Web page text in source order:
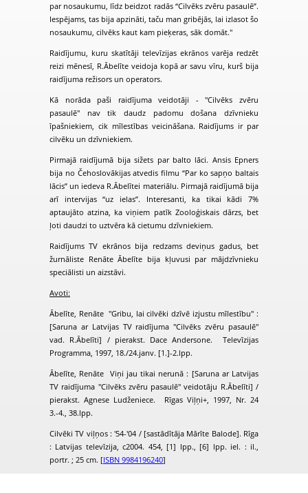
par nosaukumu, līdz beidzot radās “Cilvēks zvēru pasaulē”.
Iespējams, tas bija apzināti, taču man gribējās, lai izlasot šo
nosaukumu, cilvēks kaut kam pieķeras, sāk domāt."
Raidījumu, kuru skatītāji televīzijas ekrānos varēja redzēt
reizi mēnesī, R.Ābelīte veidoja kopā ar savu vīru, kurš bija
raidījuma režisors un operators.
Kā norāda paši raidījuma veidotāji - "Cilvēks zvēru
pasaulē" nav tik daudz padomu došana dzīvnieku
īpašniekiem, cik mīlestības veicināšana. Raidījums ir par
cilvēku un dzīvniekiem.
Pirmajā raidījumā bija sižets par balto lāci. Ansis Epners
bija no Čehoslovākijas atvedis filmu “Par ko sapņo baltais
lācis” un iedeva R.Ābelītei materiālu. Pirmajā raidījumā bija
arī intervijas “uz ielas”. Interesanti, ka tikai kādi 7%
aptaujāto atzina, ka viņiem patīk Zooloģiskais dārzs, bet
ļoti daudzi to uztvēra kā cietumu dzīvniekiem.
Raidījums TV ekrānos bija redzams deviņus gadus, bet
žurnāliste Renāte Ābelīte bija kļuvusi par mājdzīvnieku
speciālisti un aizstāvi.
Avoti:
Ābelīte, Renāte "Gribu, lai cilvēki dzīvē izjustu mīlestību" :
[Saruna ar Latvijas TV raidījuma "Cilvēks zvēru pasaulē"
vad. R.Ābelīti] / pierakst. Dace Andersone. Televīzijas
Programma, 1997, 18./24.janv. [1.]-2.lpp.
Ābelīte, Renāte Viņi jau tikai nerunā : [Saruna ar Latvijas
TV raidījuma "Cilvēks zvēru pasaulē" veidotāju R.Ābelīti] /
pierakst. Agnese Ludženiece. Rīgas Viļņi+, 1997, Nr. 24
3.-4., 38.lpp.
Cilvēki TV viļņos : '54-'04 / [sastādītāja Mārīte Balode]. Rīga
: Latvijas televīzija, c2004. 454, [1] lpp., [6] lpp. iel. : il.,
portr. ; 25 cm. [ISBN 9984196240]